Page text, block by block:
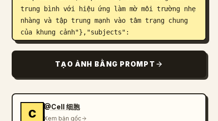
trung bình với hiệu ứng làm mờ môi trường nhẹ
nhàng và tập trung mạnh vào tâm trạng chung
của khung cảnh"},"subjects":
{"count":2,"characters":[{"role":"nhân vật
nữ trẻ","position":"tiền cảnh trung tâm bên
trái","pose":"cầm máy ảnh hoặc điện thoại
phía người xem","appearance":{"hair":"tóc dài
gợn sóng màu tối","outfit":"áo khoác cardigan
TẠO ẢNH BẰNG PROMPT
C
@Cell 细胞
Xem bản gốc